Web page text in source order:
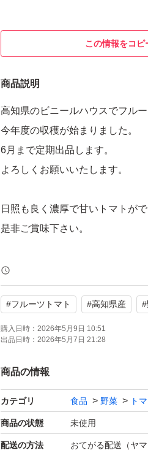
この情報をコピ
商品説明
高知県のビニールハウスでフル
今年度の収穫が始まりました。
6月まで定期出品します。
よろしくお願いいたします。
日照も良く濃厚で甘いトマトがで
是非ご賞味下さい。
※訳あり(多少のヤケや割れ)にご
※ミニトマトではありません
収穫や作業、発送準備と忙しい
す。
遅くても購入から36時間以内に
#フルーツトマト #高知県産 #
購入日時： 2026年5月9日 10:51
出品日時： 2026年5月7日 21:28
商品の情報
カテゴリ 食品 野菜 ト
商品の状態 未使用
配送の方法 おてがる配送（ヤマ